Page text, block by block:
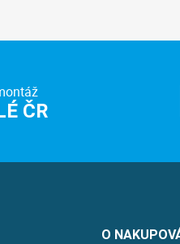
ČR
O